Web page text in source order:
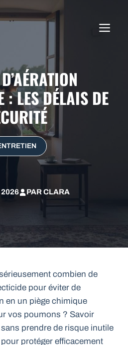
: LES DÉLAIS DE
2026 PARCLARA
combien de
pour éviter de
en un piège chimique
vos poumons ? Savoir
prendre de risque inutile
protéger efficacement